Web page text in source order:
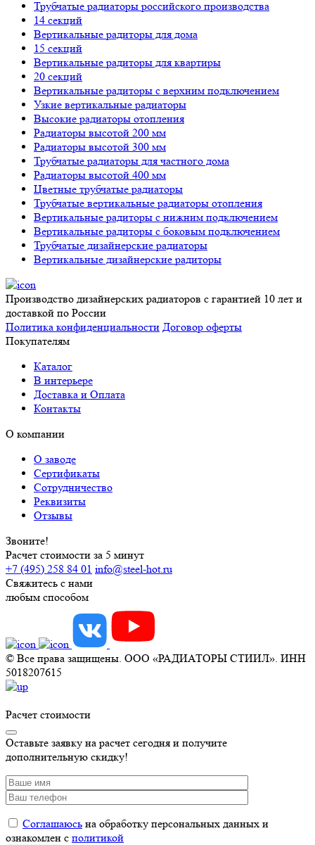
Трубчатые радиаторы российского производства
14 секций
Вертикальные радиторы для дома
15 секций
Вертикальные радиторы для квартиры
20 секций
Вертикальные радиторы с верхним подключением
Узкие вертикальные радиаторы
Высокие радиаторы отопления
Радиаторы высотой 200 мм
Радиаторы высотой 300 мм
Трубчатые радиаторы для частного дома
Радиаторы высотой 400 мм
Цветные трубчатые радиаторы
Трубчатые вертикальные радиаторы отопления
Вертикальные радиторы с нижним подключением
Вертикальные радиторы с боковым подключением
Трубчатые дизайнерские радиаторы
Вертикальные дизайнерские радиторы
Производство дизайнерских радиаторов с гарантией 10 лет и
доставкой по России
Политика конфиденциальности Договор оферты
Покупателям
Каталог
В интерьере
Доставка и Оплата
Контакты
О компании
О заводе
Сертификаты
Сотрудничество
Реквизиты
Отзывы
Звоните!
Расчет стоимости за 5 минут
+7 (495) 258 84 01 info@steel-hot.ru
Свяжитесь с нами
любым способом
© Все права защищены. ООО «РАДИАТОРЫ СТИИЛ». ИНН
5018207615
Расчет стоимости
Оставьте заявку на расчет сегодня и получите
дополнительную скидку!
Соглашаюсь на обработку персональных данных и
ознакомлен с политикой